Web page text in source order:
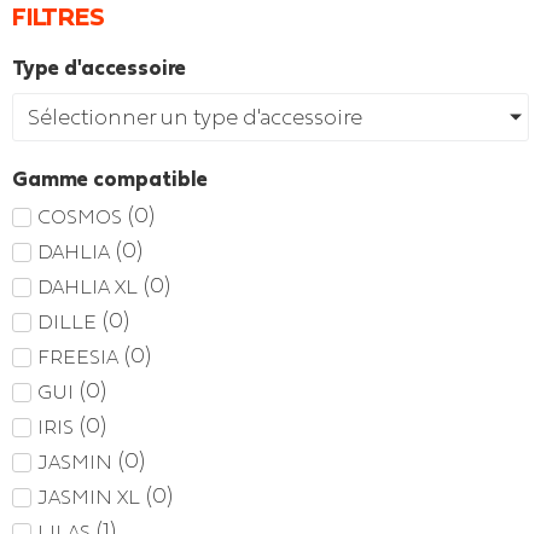
FILTRES
Type d'accessoire
Sélectionner un type d'accessoire
Gamme compatible
COSMOS (0)
DAHLIA (0)
DAHLIA XL (0)
DILLE (0)
FREESIA (0)
GUI (0)
IRIS (0)
JASMIN (0)
JASMIN XL (0)